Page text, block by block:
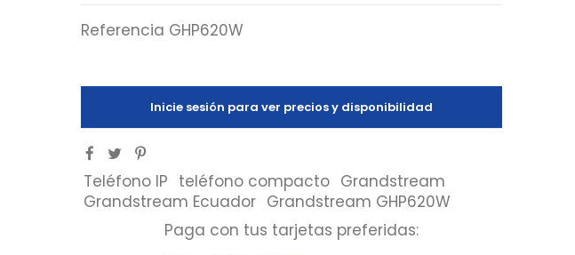
Referencia GHP620W
Inicie sesión para ver precios y disponibilidad
Teléfono IP teléfono compacto Grandstream
Grandstream Ecuador Grandstream GHP620W
Paga con tus tarjetas preferidas: